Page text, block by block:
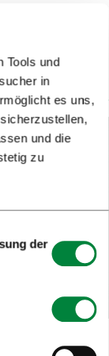
Tools und
in
es uns,
und die
zu
der
LUV-Festival